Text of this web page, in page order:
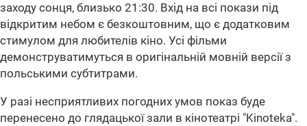
заходу сонця, близько 21:30. Вхід на всі покази під
відкритим небом є безкоштовним, що є додатковим
стимулом для любителів кіно. Усі фільми
демонструватимуться в оригінальній мовній версії з
польськими субтитрами.
У разі несприятливих погодних умов показ буде
перенесено до глядацької зали в кінотеатрі "Kinoteka".